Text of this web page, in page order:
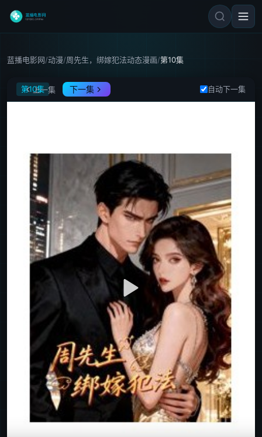
蓝播电影网/动漫/周先生，绑嫁犯法动态漫画/第10集
周先生，绑嫁犯法动态漫画
第10集上一集 下一集 自动下一集